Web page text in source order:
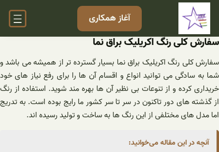
رفتن
محتوا
آغاز همکاری
سفارش کلی رنگ اکریلیک براق نما
سفارش کلی رنگ اکریلیک براق نما بسیار گسترده تر از همیشه می باشد و
شما به سادگی می توانید انواع و اقسام آن ها را برای رفع نیاز های خود
خریداری کرده و از تنوعات بی نظیر آن ها بهره مند شوید. استفاده از رنگ
از گذشته های دور تاکنون در سر تا سر کشور ما رایج بوده است. به تدریج
اما مدل های مختلفی از این رنگ ها به ساخت و تولید رسیده اند.
آنچه در این مقاله می‌خوانید: